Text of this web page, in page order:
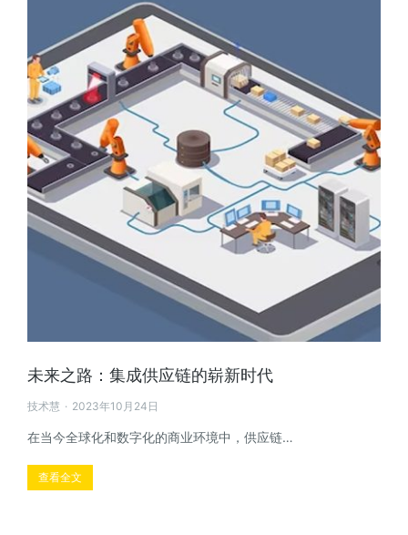
未来之路：集成供应链的崭新时代
技术慧 2023年10月24日
在当今全球化和数字化的商业环境中，供应链…
查看全文